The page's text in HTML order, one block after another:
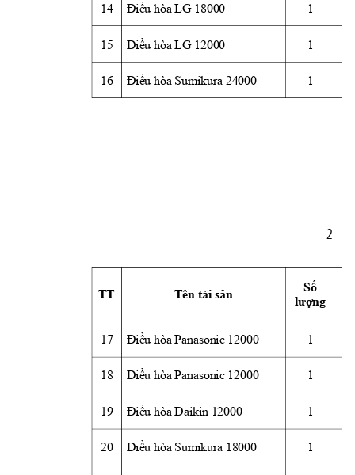
14 Điều hòa LG 18000 1
15 Điều hòa LG 12000 1
16 Điều hòa Sumikura 24000 1
2
TT Tên tài sản
Số
lượng
17 Điều hòa Panasonic 12000 1
18 Điều hòa Panasonic 12000 1
19 Điều hòa Daikin 12000 1
20 Điều hòa Sumikura 18000 1